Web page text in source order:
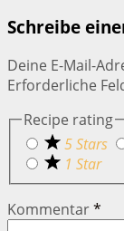
Schreibe
Deine E-Mail-
Erforderliche
Recipe rating
5 Stars
1 Star
Kommentar*